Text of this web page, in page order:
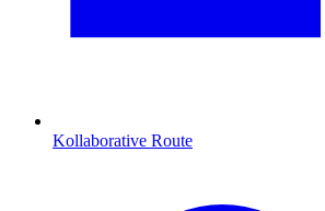
Kollaborative Route